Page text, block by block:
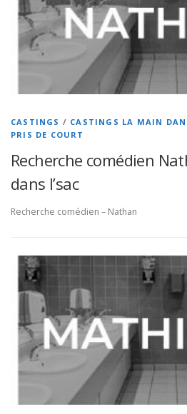
CASTINGS / CASTINGS LA MAIN
PRIS DE COURT
Recherche comédien
dans l’sac
Recherche comédien – Nathan